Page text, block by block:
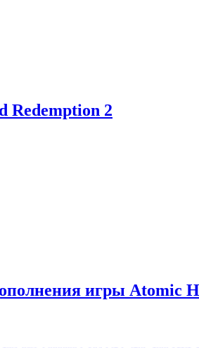
Redemption 2
игры Atomic